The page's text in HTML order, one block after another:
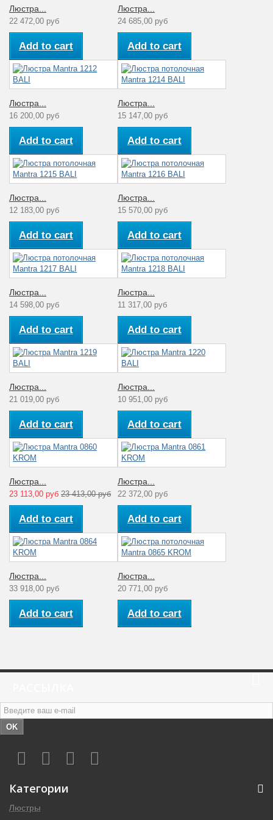
Люстра...
22 472,00 руб
Add to cart
Люстра...
24 685,00 руб
Add to cart
Люстра...
16 200,00 руб
Add to cart
Люстра...
15 147,00 руб
Add to cart
Люстра...
12 183,00 руб
Add to cart
Люстра...
15 570,00 руб
Add to cart
Люстра...
14 598,00 руб
Add to cart
Люстра...
11 317,00 руб
Add to cart
Люстра...
21 019,00 руб
Add to cart
Люстра...
10 951,00 руб
Add to cart
Люстра...
23 113,00 руб 23 413,00 руб
Add to cart
Люстра...
22 372,00 руб
Add to cart
Люстра...
33 918,00 руб
Add to cart
Люстра...
20 771,00 руб
Add to cart
OK
Категории
Люстры